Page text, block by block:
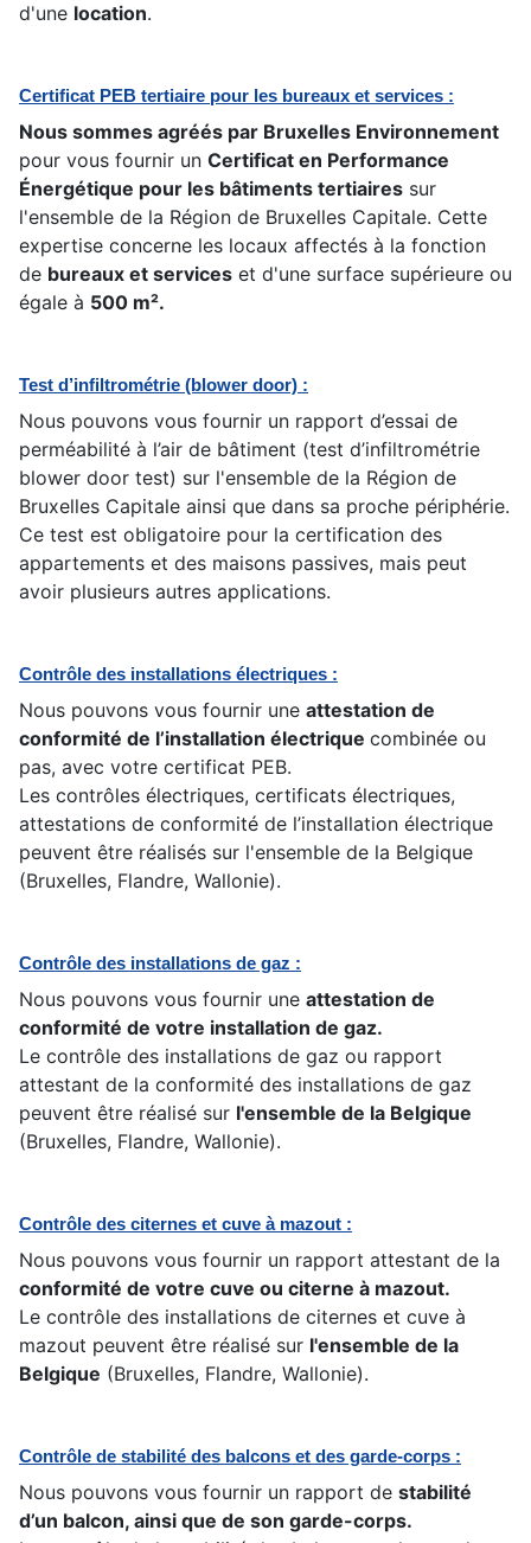
d'une location.
Certificat PEB tertiaire pour les bureaux et services :
Nous sommes agréés par Bruxelles Environnement
pour vous fournir un Certificat en Performance
Énergétique pour les bâtiments tertiaires sur
l'ensemble de la Région de Bruxelles Capitale. Cette
expertise concerne les locaux affectés à la fonction
de bureaux et services et d'une surface supérieure ou
égale à 500 m².
Test d’infiltrométrie (blower door) :
Nous pouvons vous fournir un rapport d’essai de
perméabilité à l’air de bâtiment (test d’infiltrométrie
blower door test) sur l'ensemble de la Région de
Bruxelles Capitale ainsi que dans sa proche périphérie.
Ce test est obligatoire pour la certification des
appartements et des maisons passives, mais peut
avoir plusieurs autres applications.
Contrôle des installations électriques :
Nous pouvons vous fournir une attestation de
conformité de l’installation électrique combinée ou
pas, avec votre certificat PEB.
Les contrôles électriques, certificats électriques,
attestations de conformité de l’installation électrique
peuvent être réalisés sur l'ensemble de la Belgique
(Bruxelles, Flandre, Wallonie).
Contrôle des installations de gaz :
Nous pouvons vous fournir une attestation de
conformité de votre installation de gaz.
Le contrôle des installations de gaz ou rapport
attestant de la conformité des installations de gaz
peuvent être réalisé sur l'ensemble de la Belgique
(Bruxelles, Flandre, Wallonie).
Contrôle des citernes et cuve à mazout :
Nous pouvons vous fournir un rapport attestant de la
conformité de votre cuve ou citerne à mazout.
Le contrôle des installations de citernes et cuve à
mazout peuvent être réalisé sur l'ensemble de la
Belgique (Bruxelles, Flandre, Wallonie).
Contrôle de stabilité des balcons et des garde-corps :
Nous pouvons vous fournir un rapport de stabilité
d’un balcon, ainsi que de son garde-corps.